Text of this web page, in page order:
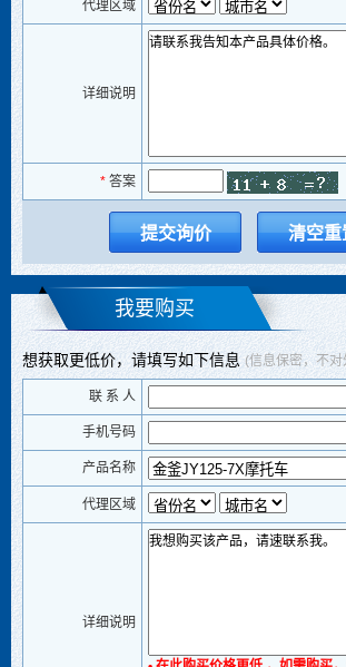
代理区域
详细说明
* 答案
我要购买
想获取更低价，请填写如下信息(信息保密，不对
联 系 人
手机号码
产品名称
代理区域
详细说明